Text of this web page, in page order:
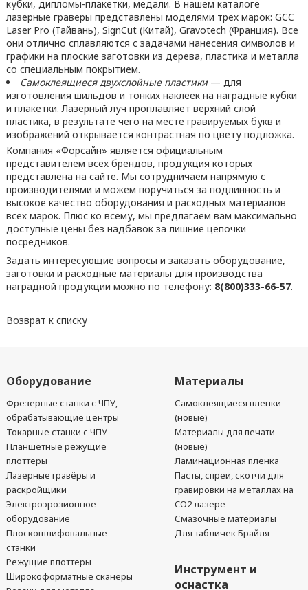
кубки, дипломы-плакетки, медали. В нашем каталоге
лазерные граверы представлены моделями трёх марок: GCC
Laser Pro (Тайвань), SignCut (Китай), Gravotech (Франция). Все
они отлично сплавляются с задачами нанесения символов и
графики на плоские заготовки из дерева, пластика и металла
со специальным покрытием.
Самоклеящиеся двухслойные пластики— для
изготовления шильдов и тонких наклеек на наградные кубки
и плакетки. Лазерный луч проплавляет верхний слой
пластика, в результате чего на месте гравируемых букв и
изображений открывается контрастная по цвету подложка.
Компания «Форсайн» является официальным
представителем всех брендов, продукция которых
представлена на сайте. Мы сотрудничаем напрямую с
производителями и можем поручиться за подлинность и
высокое качество оборудования и расходных материалов
всех марок. Плюс ко всему, мы предлагаем вам максимально
доступные цены без надбавок за лишние цепочки
посредников.
Задать интересующие вопросы и заказать оборудование,
заготовки и расходные материалы для производства
наградной продукции можно по телефону: 8(800)333-66-57.
Возврат к списку
Оборудование
Фрезерные станки с ЧПУ,
обрабатывающие центры
Токарные станки с ЧПУ
Планшетные режущие
плоттеры
Лазерные гравёры и
раскройщики
Электроэрозионное
оборудование
Плоскошлифовальные
станки
Режущие плоттеры
Широкоформатные сканеры
Материалы
Самоклеящиеся пленки
(новые)
Материалы для печати
(новые)
Ламинационная пленка
Пасты, спреи, скотчи для
гравировки на металлах на
CO2 лазере
Смазочные материалы
Для табличек Брайля
Инструмент и
оснастка